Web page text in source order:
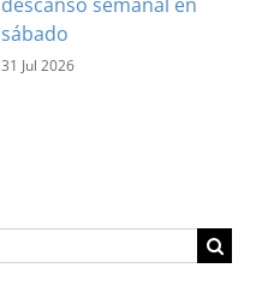
sábado
31 Jul 2026